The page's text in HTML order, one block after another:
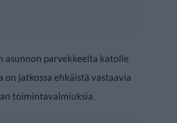
asunnon parvekkeelta katolle
jatkossa ehkäistä vastaavia
toimintavalmiuksia.